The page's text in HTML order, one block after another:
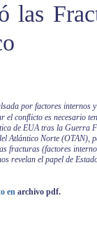
las
por factores internos
conﬂicto es necesario
de EUA tras la Guerra
Atlántico Norte (OTAN),
fracturas (factores
revelan el papel de
en archivo pdf.